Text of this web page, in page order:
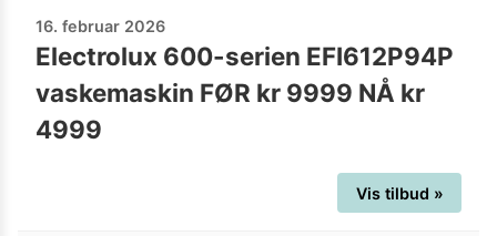
16. februar 2026
Electrolux 600-serien EFI612P94P
vaskemaskin FØR kr 9999 NÅ kr
4999
Vis tilbud »